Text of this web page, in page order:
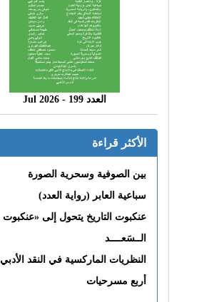
العدد 199 - 2026 Jul
الأكثر قراءة
بين الصوفية وسحرية الصورة
سباعية العابر (رواية العدد)
الــسَعــــد
النظريات الماركسية في النقد الأدبي
أربع مسرحيات